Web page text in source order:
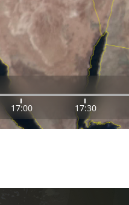
17:00 17:30